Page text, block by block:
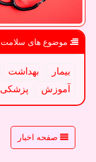
موضوع های سلامت
بیمار بهداشت
آموزش
پزشكی
صفحه اخبار